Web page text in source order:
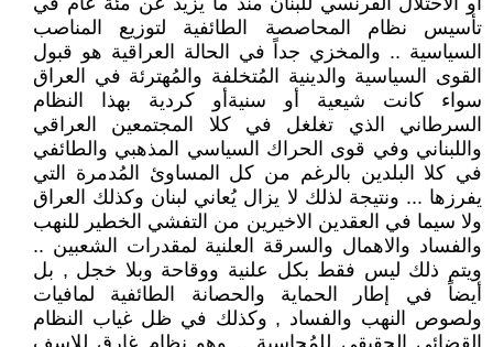
تأسيس نظام المحاصصة الطائفية لتوزيع المناصب
السياسية .. والمخزي جداً في الحالة العراقية هو قبول
القوى السياسية والدينية المُتخلفة والمُهترئة في العراق
سواء كانت شيعية أو سنيةأو كردية بهذا النظام
السرطاني الذي تغلغل في كلا المجتمعين العراقي
واللبناني وفي قوى الحراك السياسي المذهبي والطائفي
في كلا البلدين بالرغم من كل المساوئ المُدمرة التي
يفرزها ... ونتيجة لذلك لا يزال يُعاني لبنان وكذلك العراق
ولا سيما في العقدين الاخيرين من التفشي الخطير للنهب
والفساد والاهمال والسرقة العلنية لمقدرات الشعبين ..
ويتم ذلك ليس فقط بكل علنية ووقاحة وبلا خجل , بل
أيضاً في إطار الحماية والحصانة الطائفية لمافيات
ولصوص النهب والفساد , وكذلك في ظل غياب النظام